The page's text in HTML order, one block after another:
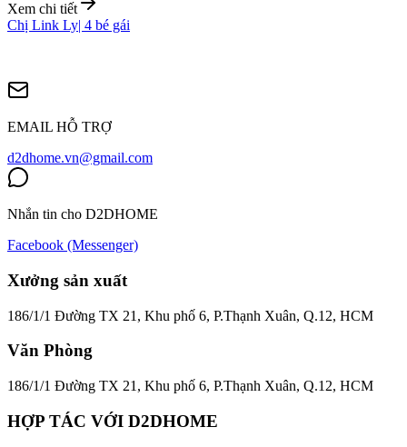
Xem chi tiết
Chị Link Ly| 4 bé gái
EMAIL HỖ TRỢ
d2dhome.vn@gmail.com
Nhắn tin cho D2DHOME
Facebook (Messenger)
Xưởng sản xuất
186/1/1 Đường TX 21, Khu phố 6, P.Thạnh Xuân, Q.12, HCM
Văn Phòng
186/1/1 Đường TX 21, Khu phố 6, P.Thạnh Xuân, Q.12, HCM
HỢP TÁC VỚI D2DHOME